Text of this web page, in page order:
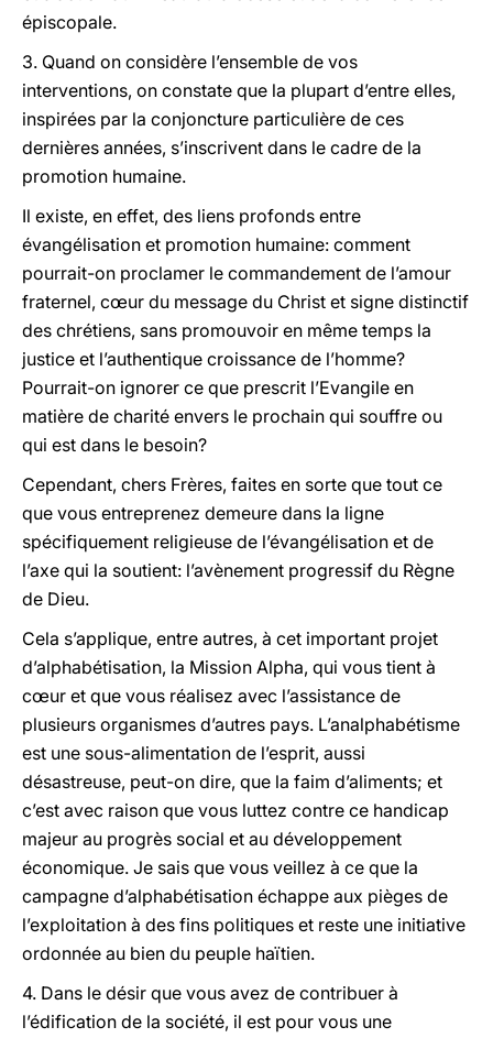
épiscopale.
3. Quand on considère l’ensemble de vos
interventions, on constate que la plupart d’entre elles,
inspirées par la conjoncture particulière de ces
dernières années, s’inscrivent dans le cadre de la
promotion humaine.
Il existe, en effet, des liens profonds entre
évangélisation et promotion humaine: comment
pourrait-on proclamer le commandement de l’amour
fraternel, cœur du message du Christ et signe distinctif
des chrétiens, sans promouvoir en même temps la
justice et l’authentique croissance de l’homme?
Pourrait-on ignorer ce que prescrit l’Evangile en
matière de charité envers le prochain qui souffre ou
qui est dans le besoin?
Cependant, chers Frères, faites en sorte que tout ce
que vous entreprenez demeure dans la ligne
spécifiquement religieuse de l’évangélisation et de
l’axe qui la soutient: l’avènement progressif du Règne
de Dieu.
Cela s’applique, entre autres, à cet important projet
d’alphabétisation, la Mission Alpha, qui vous tient à
cœur et que vous réalisez avec l’assistance de
plusieurs organismes d’autres pays. L’analphabétisme
est une sous-alimentation de l’esprit, aussi
désastreuse, peut-on dire, que la faim d’aliments; et
c’est avec raison que vous luttez contre ce handicap
majeur au progrès social et au développement
économique. Je sais que vous veillez à ce que la
campagne d’alphabétisation échappe aux pièges de
l’exploitation à des fins politiques et reste une initiative
ordonnée au bien du peuple haïtien.
4. Dans le désir que vous avez de contribuer à
l’édification de la société, il est pour vous une